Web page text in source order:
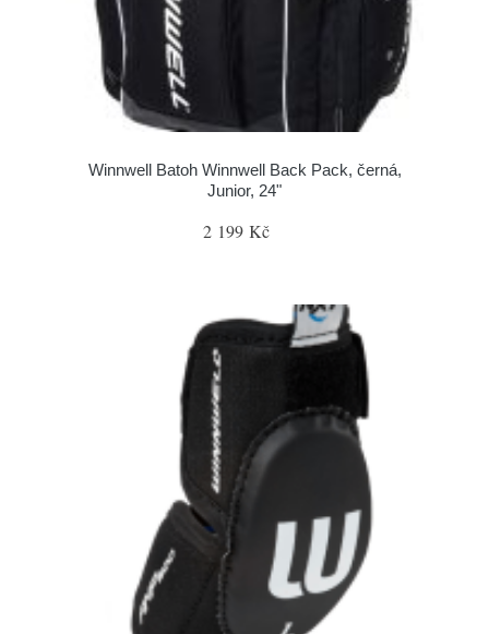
Winnwell Batoh Winnwell Back Pack, černá,
Junior, 24"
2 199 Kč